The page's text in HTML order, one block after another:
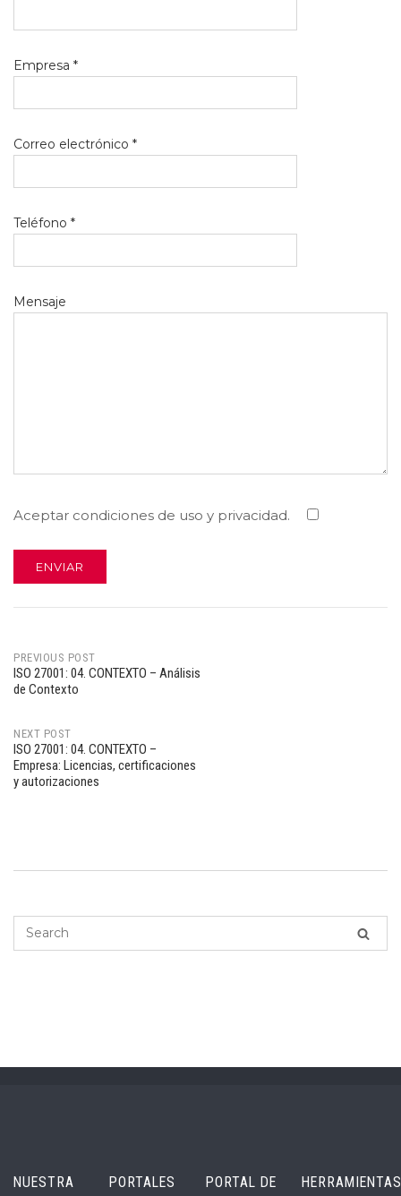
Empresa *
Correo electrónico *
Teléfono *
Mensaje
Aceptar condiciones de uso y privacidad.
Post
navigation
PREVIOUS POST
ISO 27001: 04. CONTEXTO – Análisis
de Contexto
NEXT POST
ISO 27001: 04. CONTEXTO –
Empresa: Licencias, certificaciones
y autorizaciones
NUESTRA
PORTALES
PORTAL DE